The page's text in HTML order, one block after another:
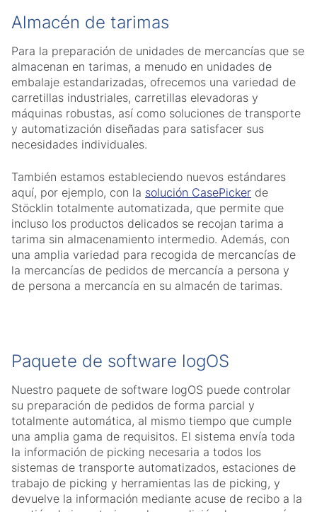
Almacén de tarimas
Para la preparación de unidades de mercancías que se
almacenan en tarimas, a menudo en unidades de
embalaje estandarizadas, ofrecemos una variedad de
carretillas industriales, carretillas elevadoras y
máquinas robustas, así como soluciones de transporte
y automatización diseñadas para satisfacer sus
necesidades individuales.
También estamos estableciendo nuevos estándares
aquí, por ejemplo, con la solución CasePicker de
Stöcklin totalmente automatizada, que permite que
incluso los productos delicados se recojan tarima a
tarima sin almacenamiento intermedio. Además, con
una amplia variedad para recogida de mercancías de
la mercancías de pedidos de mercancía a persona y
de persona a mercancía en su almacén de tarimas.
Paquete de software logOS
Nuestro paquete de software logOS puede controlar
su preparación de pedidos de forma parcial y
totalmente automática, al mismo tiempo que cumple
una amplia gama de requisitos. El sistema envía toda
la información de picking necesaria a todos los
sistemas de transporte automatizados, estaciones de
trabajo de picking y herramientas las de picking, y
devuelve la información mediante acuse de recibo a la